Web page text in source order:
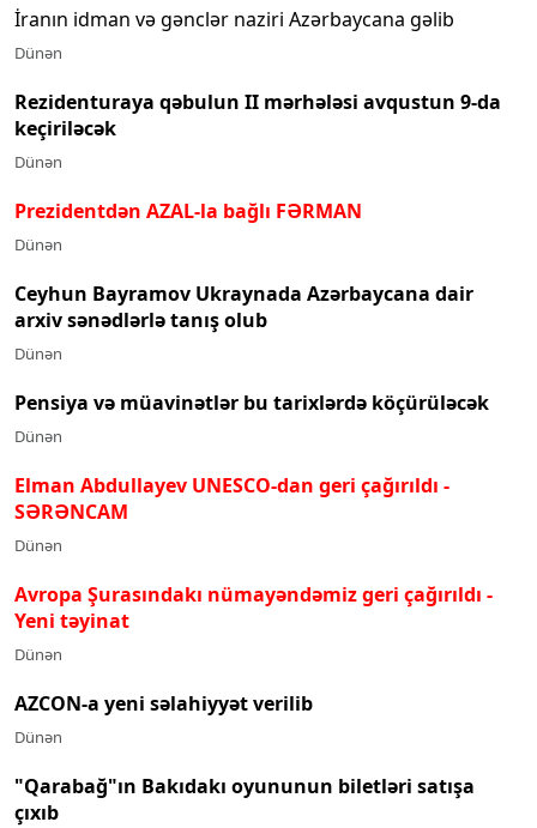
İranın idman və gənclər naziri Azərbaycana gəlib
Dünən
Rezidenturaya qəbulun II mərhələsi avqustun 9-da
keçiriləcək
Dünən
Prezidentdən AZAL-la bağlı FƏRMAN
Dünən
Ceyhun Bayramov Ukraynada Azərbaycana dair
arxiv sənədlərlə tanış olub
Dünən
Pensiya və müavinətlər bu tarixlərdə köçürüləcək
Dünən
Elman Abdullayev UNESCO-dan geri çağırıldı -
SƏRƏNCAM
Dünən
Avropa Şurasındakı nümayəndəmiz geri çağırıldı -
Yeni təyinat
Dünən
AZCON-a yeni səlahiyyət verilib
Dünən
"Qarabağ"ın Bakıdakı oyununun biletləri satışa
çıxıb